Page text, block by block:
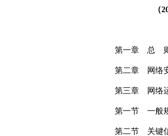
（
第一章 总
第二章 网络
第三章 网络
第一节 一般
第二节 关键